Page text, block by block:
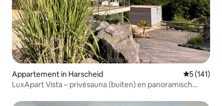
Appartement in Harscheid
5 (141)
LuxApart Vista – privésauna (buiten) en panoramisch